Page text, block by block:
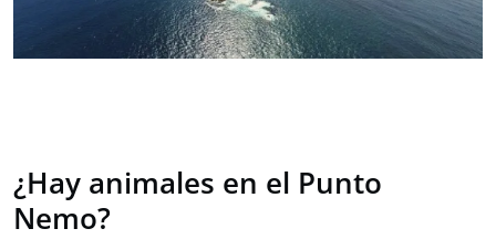
¿Hay animales en el Punto
Nemo?